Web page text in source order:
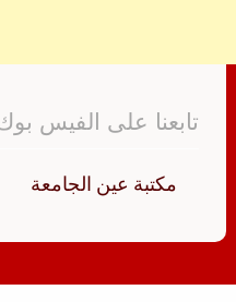
تابعنا على الفيس
‏مكتبة عين الجامعة‏